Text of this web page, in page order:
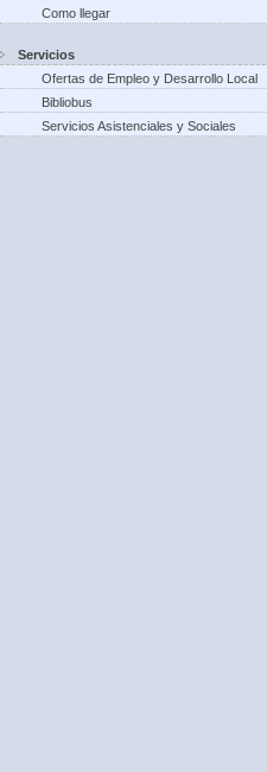
Como llegar
Servicios
Ofertas de Empleo y Desarrollo Local
Bibliobus
Servicios Asistenciales y Sociales